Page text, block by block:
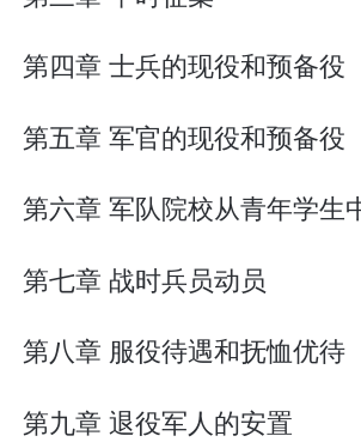
第四章 士兵的现役和预备役
第五章 军官的现役和预备役
第六章 军队院校从青年学生
第七章 战时兵员动员
第八章 服役待遇和抚恤优待
第九章 退役军人的安置